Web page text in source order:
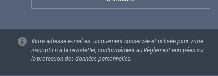
Votre adresse e-mail est uniquement conservée et utilisée pour votre
inscription à la newsletter, conformément au Règlement européen sur
la protection des données personnelles.